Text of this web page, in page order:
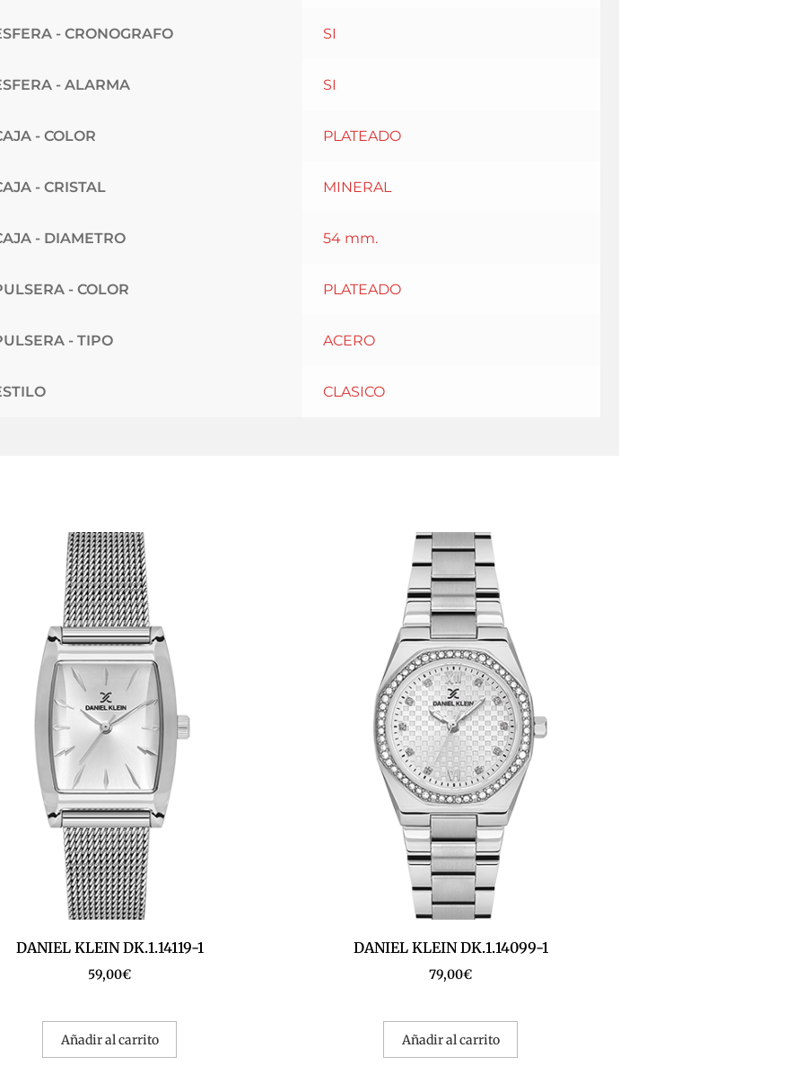
- CRONOGRAFO SI
- ALARMA SI
- COLOR PLATEADO
- CRISTAL MINERAL
- DIAMETRO 54 mm.
- COLOR PLATEADO
- TIPO ACERO
CLASICO
DANIEL KLEIN DK.1.14119-1
59,00€
Añadir al carrito
DANIEL KLEIN DK.1.14099-1
79,00€
Añadir al carrito